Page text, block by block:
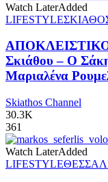
Watch LaterAdded
LIFESTYLE
ΑΠΟΚΛΕΙΣΤΙΚΟ:
Σκιάθου – Ο
Μαριαλένα
Skiathos Channel
30.3K
361
Watch LaterAdded
LIFESTYLE